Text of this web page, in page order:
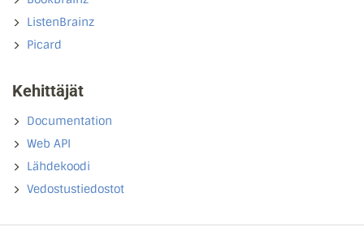
ListenBrainz
Picard
Kehittäjät
Documentation
Web API
Lähdekoodi
Vedostustiedostot